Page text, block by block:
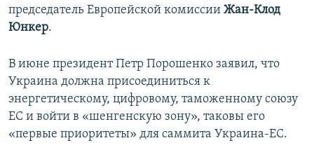
ELIFBE
Все сайты RFE/RL
председатель Европейской комиссии Жан-Клод
Юнкер.
В июне президент Петр Порошенко заявил, что
Украина должна присоединиться к
энергетическому, цифровому, таможенному союзу
ЕС и войти в «шенгенскую зону», таковы его
«первые приоритеты» для саммита Украина-ЕС.